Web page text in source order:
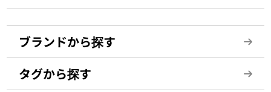
ブランドから探す
タグから探す